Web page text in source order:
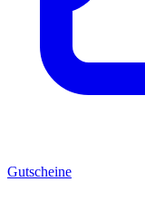
Gutscheine